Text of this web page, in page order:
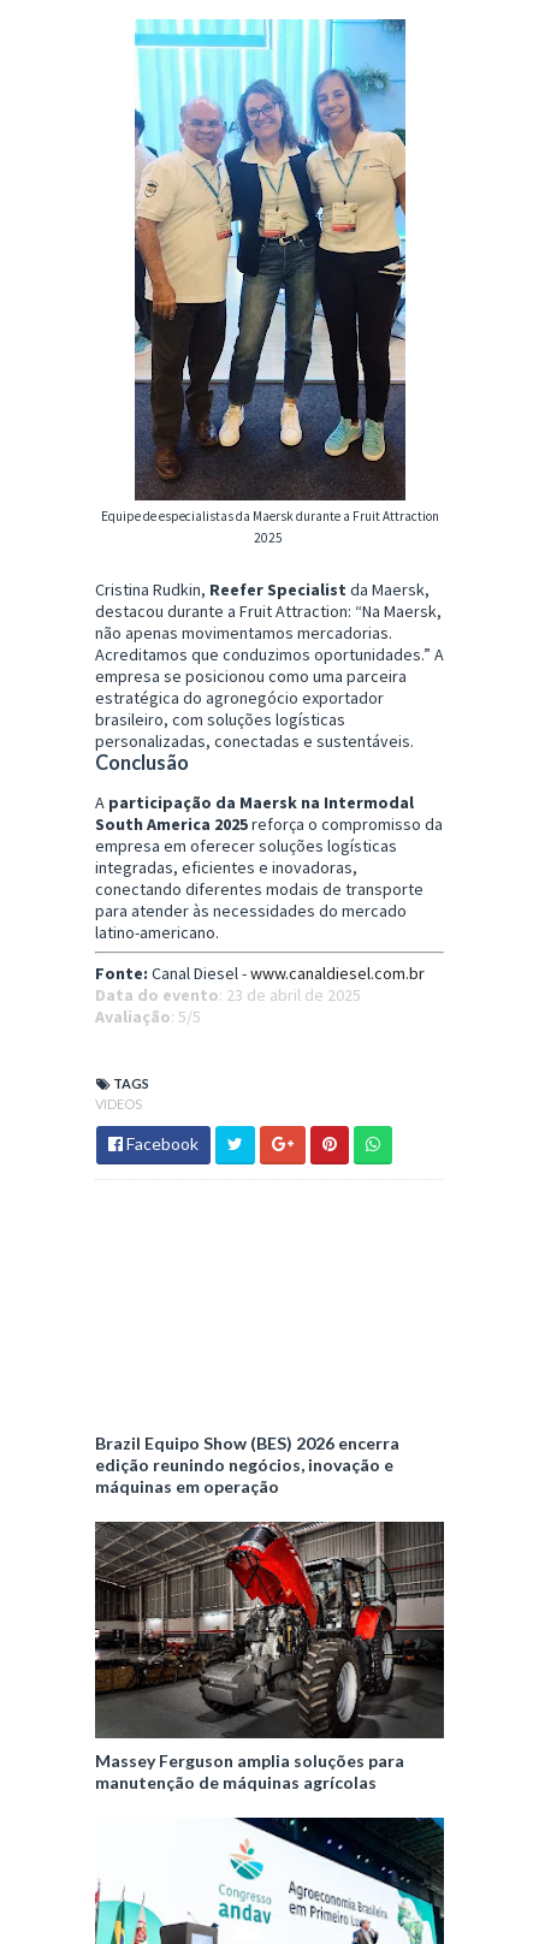
Equipe de especialistas da Maersk durante a Fruit Attraction
2025
Cristina Rudkin, Reefer Specialist da Maersk,
destacou durante a Fruit Attraction: “Na Maersk,
não apenas movimentamos mercadorias.
Acreditamos que conduzimos oportunidades.” A
empresa se posicionou como uma parceira
estratégica do agronegócio exportador
brasileiro, com soluções logísticas
personalizadas, conectadas e sustentáveis.
Conclusão
A participação da Maersk na Intermodal
South America 2025reforça o compromisso da
empresa em oferecer soluções logísticas
integradas, eficientes e inovadoras,
conectando diferentes modais de transporte
para atender às necessidades do mercado
latino-americano.
Fonte: Canal Diesel -www.canaldiesel.com.br
Data do evento: 23 de abril de 2025
Avaliação: 5/5
TAGS
VIDEOS
Facebook
Brazil Equipo Show (BES) 2026 encerra
edição reunindo negócios, inovação e
máquinas em operação
Massey Ferguson amplia soluções para
manutenção de máquinas agrícolas